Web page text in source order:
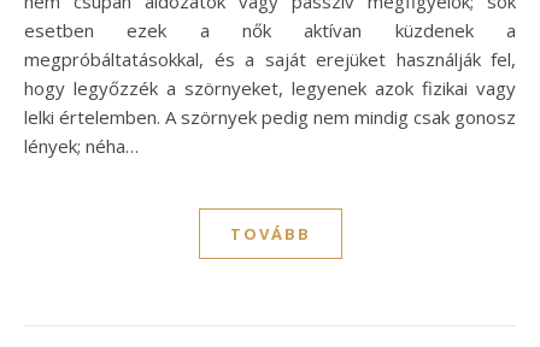
esetben ezek a nők aktívan küzdenek a
megpróbáltatásokkal, és a saját erejüket használják fel,
hogy legyőzzék a szörnyeket, legyenek azok fizikai vagy
lelki értelemben. A szörnyek pedig nem mindig csak gonosz
lények; néha…
TOVÁBB